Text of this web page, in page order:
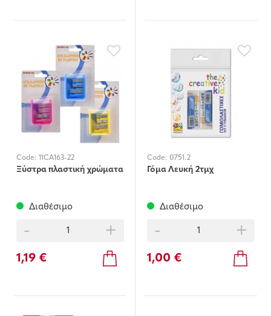
Code: 11CA163-22
Ξύστρα πλαστική χρώματα
Διαθέσιμο
- +
1,19 €
Code: 0751.2
Γόμα Λευκή 2τμχ
Διαθέσιμο
- +
1,00 €